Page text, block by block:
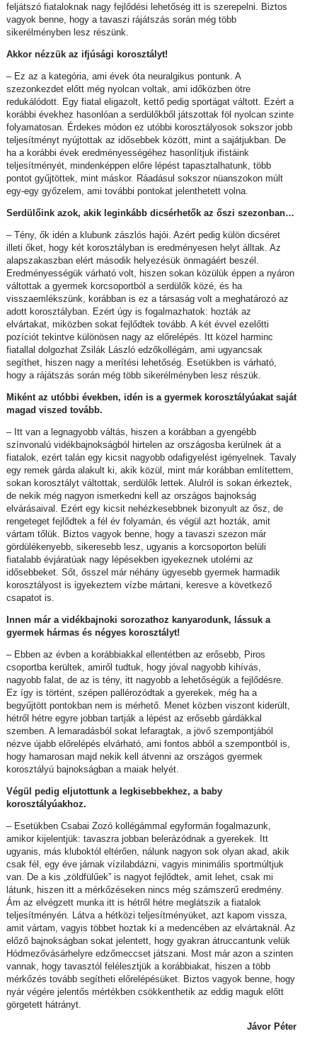
feljátszó fiataloknak nagy fejlődési lehetőség itt is szerepelni. Biztos
vagyok benne, hogy a tavaszi rájátszás során még több
sikerélményben lesz részünk.
Akkor nézzük az ifjúsági korosztályt!
– Ez az a kategória, ami évek óta neuralgikus pontunk. A
szezonkezdet előtt még nyolcan voltak, ami időközben ötre
redukálódott. Egy fiatal eligazolt, kettő pedig sportágat váltott. Ezért a
korábbi évekhez hasonlóan a serdülőkből játszottak föl nyolcan szinte
folyamatosan. Érdekes módon ez utóbbi korosztályosok sokszor jobb
teljesítményt nyújtottak az idősebbek között, mint a sajátjukban. De
ha a korábbi évek eredményességéhez hasonlítjuk ifistáink
teljesítményét, mindenképpen előre lépést tapasztalhatunk, több
pontot gyűjtöttek, mint máskor. Ráadásul sokszor nüanszokon múlt
egy-egy győzelem, ami további pontokat jelenthetett volna.
Serdülőink azok, akik leginkább dicsérhetők az őszi szezonban…
– Tény, ők idén a klubunk zászlós hajói. Azért pedig külön dicséret
illeti őket, hogy két korosztályban is eredményesen helyt álltak. Az
alapszakaszban elért második helyezésük önmagáért beszél.
Eredményességük várható volt, hiszen sokan közülük éppen a nyáron
váltottak a gyermek korcsoportból a serdülők közé, és ha
visszaemlékszünk, korábban is ez a társaság volt a meghatározó az
adott korosztályban. Ezért úgy is fogalmazhatok: hozták az
elvártakat, miközben sokat fejlődtek tovább. A két évvel ezelőtti
pozíciót tekintve különösen nagy az előrelépés. Itt közel harminc
fiatallal dolgozhat Zsilák László edzőkollégám, ami ugyancsak
segíthet, hiszen nagy a merítési lehetőség. Esetükben is várható,
hogy a rájátszás során még több sikerélményben lesz részük.
Miként az utóbbi években, idén is a gyermek korosztályúakat saját
magad viszed tovább.
– Itt van a legnagyobb váltás, hiszen a korábban a gyengébb
színvonalú vidékbajnokságból hirtelen az országosba kerülnek át a
fiatalok, ezért talán egy kicsit nagyobb odafigyelést igényelnek. Tavaly
egy remek gárda alakult ki, akik közül, mint már korábban említettem,
sokan korosztályt váltottak, serdülők lettek. Alulról is sokan érkeztek,
de nekik még nagyon ismerkedni kell az országos bajnokság
elvárásaival. Ezért egy kicsit nehézkesebbnek bizonyult az ősz, de
rengeteget fejlődtek a fél év folyamán, és végül azt hozták, amit
vártam tőlük. Biztos vagyok benne, hogy a tavaszi szezon már
gördülékenyebb, sikeresebb lesz, ugyanis a korcsoporton belüli
fiatalabb évjáratúak nagy lépésekben igyekeznek utolérni az
idősebbeket. Sőt, ősszel már néhány ügyesebb gyermek harmadik
korosztályost is igyekeztem vízbe mártani, keresve a következő
csapatot is.
Innen már a vidékbajnoki sorozathoz kanyarodunk, lássuk a
gyermek hármas és négyes korosztályt!
– Ebben az évben a korábbiakkal ellentétben az erősebb, Piros
csoportba kerültek, amiről tudtuk, hogy jóval nagyobb kihívás,
nagyobb falat, de az is tény, itt nagyobb a lehetőségük a fejlődésre.
Ez így is történt, szépen pallérozódtak a gyerekek, még ha a
begyűjtött pontokban nem is mérhető. Menet közben viszont kiderült,
hétről hétre egyre jobban tartják a lépést az erősebb gárdákkal
szemben. A lemaradásból sokat lefaragtak, a jövő szempontjából
nézve újabb előrelépés elvárható, ami fontos abból a szempontból is,
hogy hamarosan majd nekik kell átvenni az országos gyermek
korosztályú bajnokságban a maiak helyét.
Végül pedig eljutottunk a legkisebbekhez, a baby
korosztályúakhoz.
– Esetükben Csabai Zozó kollégámmal egyformán fogalmazunk,
amikor kijelentjük: tavaszra jobban belerázódnak a gyerekek. Itt
ugyanis, más kluboktól eltérően, nálunk nagyon sok olyan akad, akik
csak fél, egy éve járnak vízilabdázni, vagyis minimális sportmúltjuk
van. De a kis „zöldfülűek” is nagyot fejlődtek, amit lehet, csak mi
látunk, hiszen itt a mérkőzéseken nincs még számszerű eredmény.
Ám az elvégzett munka itt is hétről hétre meglátszik a fiatalok
teljesítményén. Látva a hétközi teljesítményüket, azt kapom vissza,
amit vártam, vagyis többet hoztak ki a medencében az elvártaknál. Az
előző bajnokságban sokat jelentett, hogy gyakran átruccantunk velük
Hódmezővásárhelyre edzőmeccset játszani. Most már azon a szinten
vannak, hogy tavasztól felélesztjük a korábbiakat, hiszen a több
mérkőzés tovább segítheti előrelépésüket. Biztos vagyok benne, hogy
nyár végére jelentős mértékben csökkenthetik az eddig maguk előtt
görgetett hátrányt.
Jávor Péter